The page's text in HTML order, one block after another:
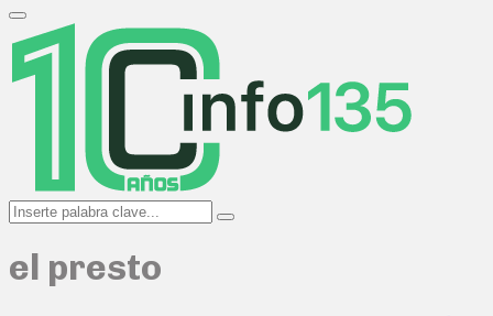
Primary
Menu
Search
for:
Search
el presto